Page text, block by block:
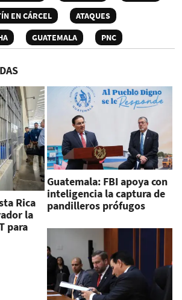
EN CÁRCEL
ATAQUES
GUATEMALA PNC
Rica
la
para
Guatemala: FBI apoya con
inteligencia la captura de
pandilleros prófugos